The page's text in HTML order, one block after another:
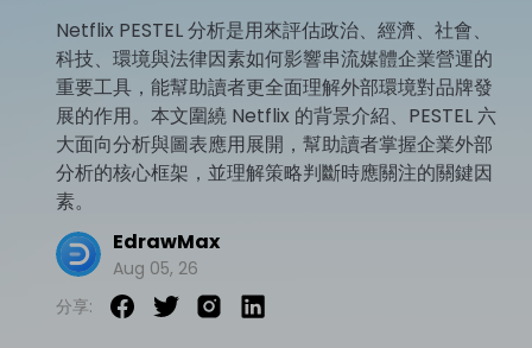
EdrawMind
心智圖與腦力激盪工具
EdrawProj
技術用途
UML
設計用途
平面圖
其他用途
Visio替代方案
EdrawMax 社區
文章内容
各種商務圖表範例 >
熱門話題
免費可編輯家族樹範例 >
支援
教程
EdrawMax 教程 > EdrawMind 教程 >
支援中心
商業
EdrawMax EdrawMind
Netflix PESTEL 分析是用來評估政治、經濟、社會、
科技、環境與法律因素如何影響串流媒體企業營運的
重要工具，能幫助讀者更全面理解外部環境對品牌發
展的作用。本文圍繞 Netflix 的背景介紹、PESTEL 六
大面向分析與圖表應用展開，幫助讀者掌握企業外部
分析的核心框架，並理解策略判斷時應關注的關鍵因
素。
EdrawMax
Aug 05, 26
分享: